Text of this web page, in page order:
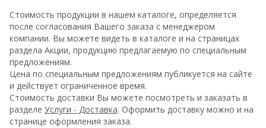
Стоимость продукции в нашем каталоге, определяется
после согласования Вашего заказа с менеджером
компании. Вы можете видеть в каталоге и на страницах
раздела Акции, продукцию предлагаемую по специальным
предложениям.
Цена по специальным предложениям публикуется на сайте
и действует ограниченное время.
Стоимость доставки Вы можете посмотреть и заказать в
разделе Услуги - Доставка. Оформить доставку можно и на
странице оформления заказа.